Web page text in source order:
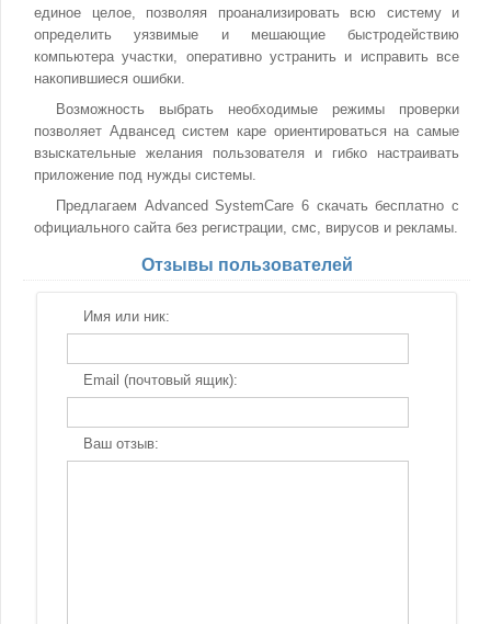
единое целое, позволяя проанализировать всю систему и
определить уязвимые и мешающие быстродействию
компьютера участки, оперативно устранить и исправить все
накопившиеся ошибки.
Возможность выбрать необходимые режимы проверки
позволяет Адвансед систем каре ориентироваться на самые
взыскательные желания пользователя и гибко настраивать
приложение под нужды системы.
Предлагаем Advanced SystemCare 6 скачать бесплатно с
официального сайта без регистрации, смс, вирусов и рекламы.
Отзывы пользователей
Имя или ник:
Email (почтовый ящик):
Ваш отзыв: